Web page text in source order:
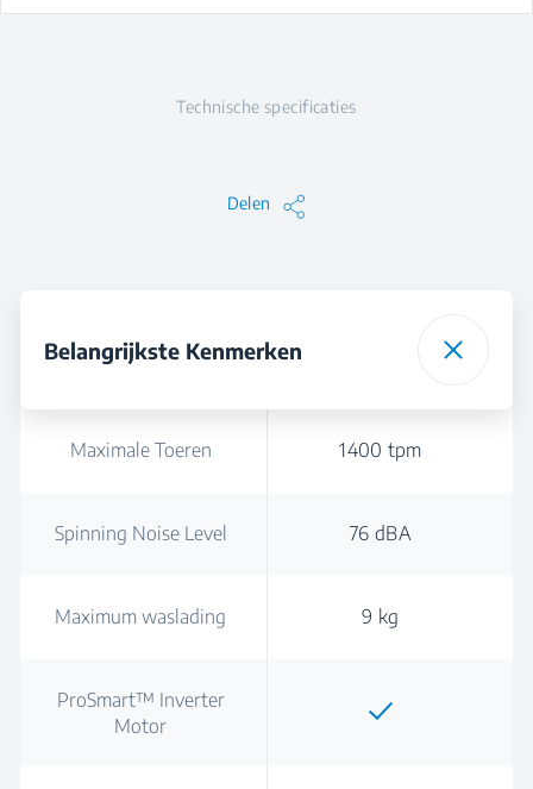
Technische specificaties
Delen
Belangrijkste Kenmerken
Maximale Toeren 1400 tpm
Spinning Noise Level 76 dBA
Maximum waslading 9 kg
ProSmart™ Inverter
Motor